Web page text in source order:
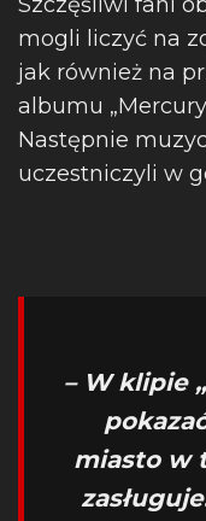
mogli liczyć na
jak również na
albumu „Mercury
Następnie
uczestniczyli w
– W klipie
miasto w